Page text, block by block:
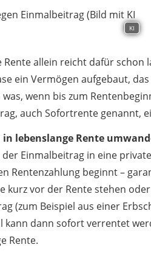
KI
Rente allein reicht dafür
ein Vermögen aufgebaut,
wenn bis zum
auch Sofortrente genannt,
in lebenslange Rente
Einmalbeitrag in eine
Rentenzahlung beginnt –
kurz vor der Rente stehen
(zum Beispiel aus einer
kann dann sofort verrentet
Rente.